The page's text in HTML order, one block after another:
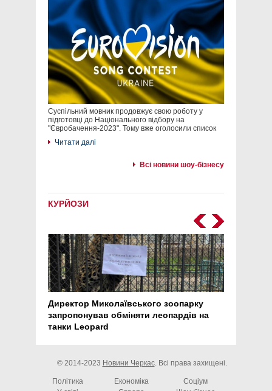
Суспільний мовник продовжує свою роботу у
підготовці до Національного відбору на
"Євробачення-2023". Тому вже оголосили список
Читати далі
Всі новини шоу-бізнесу
КУРЙОЗИ
Директор Миколаївського зоопарку
запропонував обміняти леопардів на
танки Leopard
© 2014-2023 Новини Черкас. Всі права захищені.
Політика Економіка
Соціум